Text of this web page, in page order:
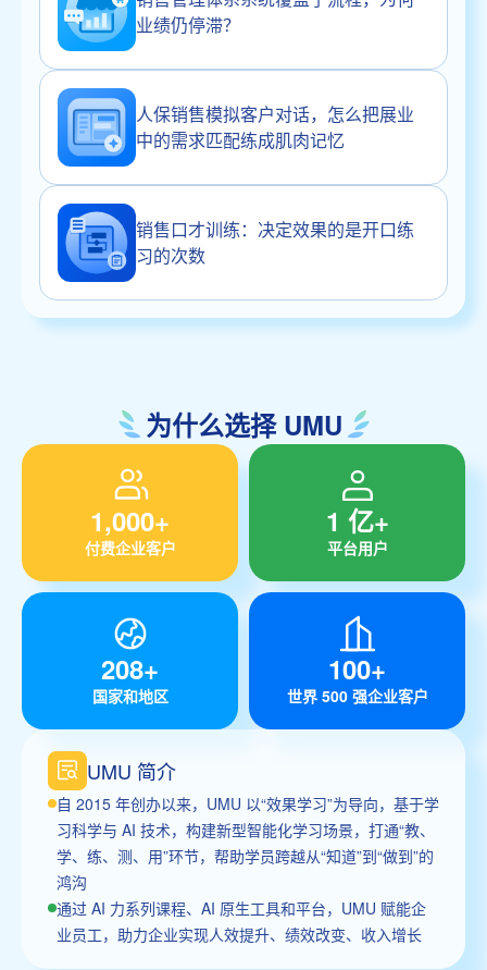
业绩仍停滞？
人保销售模拟客户对话，怎么把展业
中的需求匹配练成肌肉记忆
销售口才训练：决定效果的是开口练
习的次数
为什么选择 UMU
1,000+
付费企业客户
1 亿+
平台用户
208+
国家和地区
100+
世界 500 强企业客户
UMU 简介
自 2015 年创办以来，UMU 以“效果学习”为导向，基于学
习科学与 AI 技术，构建新型智能化学习场景，打通“教、
学、练、测、用”环节，帮助学员跨越从“知道”到“做到”的
鸿沟
通过 AI 力系列课程、AI 原生工具和平台，UMU 赋能企
业员工，助力企业实现人效提升、绩效改变、收入增长